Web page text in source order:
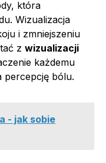
która
Wizualizacja
i zmniejszeniu
z wizualizacji
każdemu
percepcję bólu.
- jak sobie